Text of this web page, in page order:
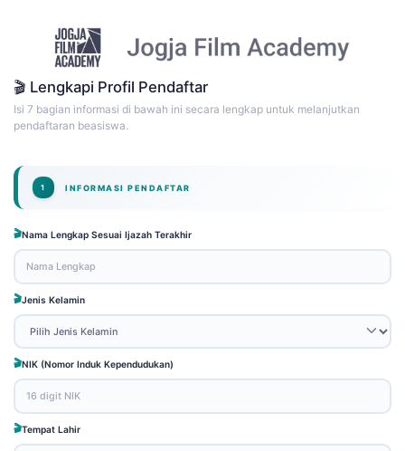
🎬 Lengkapi Profil Pendaftar
Isi 7 bagian informasi di bawah ini secara lengkap untuk melanjutkan
pendaftaran beasiswa.
1 INFORMASI PENDAFTAR
Nama Lengkap Sesuai Ijazah Terakhir
Jenis Kelamin
NIK (Nomor Induk Kependudukan)
Tempat Lahir